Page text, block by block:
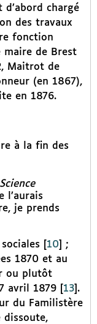
chargé
des travaux
fonction
maire de Brest
Maitrot de
(en 1867),
en 1876.
à la fin des
l’aurais
je prends
10
;
1870 et au
ou plutôt
avril 1879[ 13] .
du Familistère
dissoute,